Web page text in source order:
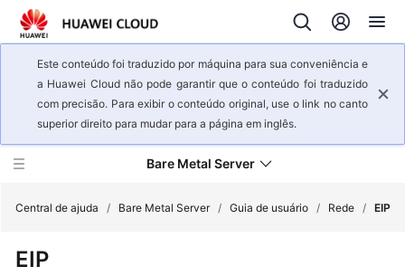
Este conteúdo foi traduzido por máquina para sua conveniência e
a Huawei Cloud não pode garantir que o conteúdo foi traduzido
com precisão. Para exibir o conteúdo original, use o link no canto
superior direito para mudar para a página em inglês.
Bare Metal Server
Visão
Central de ajuda / Bare Metal Server / Guia de usuário / Rede / EIP
EIP